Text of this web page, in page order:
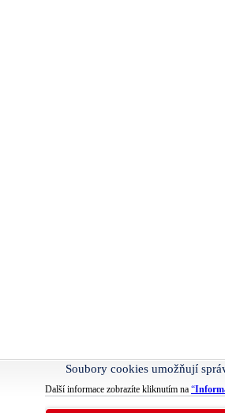
Soubory cookies umožňují
Další informace zobrazíte kliknutím na “